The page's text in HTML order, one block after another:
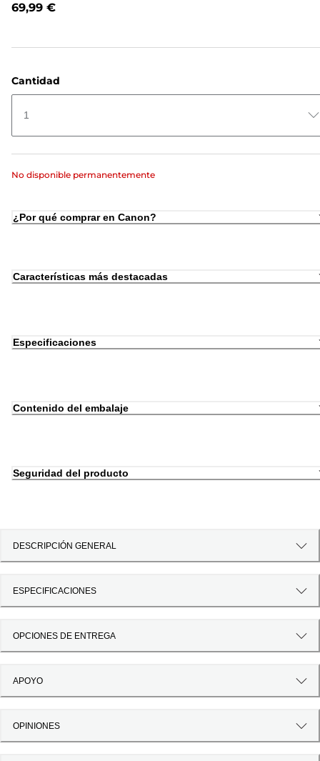
69,99 €
Cantidad
1
No disponible permanentemente
¿Por qué comprar en Canon?
Características más destacadas
Especificaciones
Contenido del embalaje
Seguridad del producto
DESCRIPCIÓN GENERAL
ESPECIFICACIONES
OPCIONES DE ENTREGA
APOYO
OPINIONES